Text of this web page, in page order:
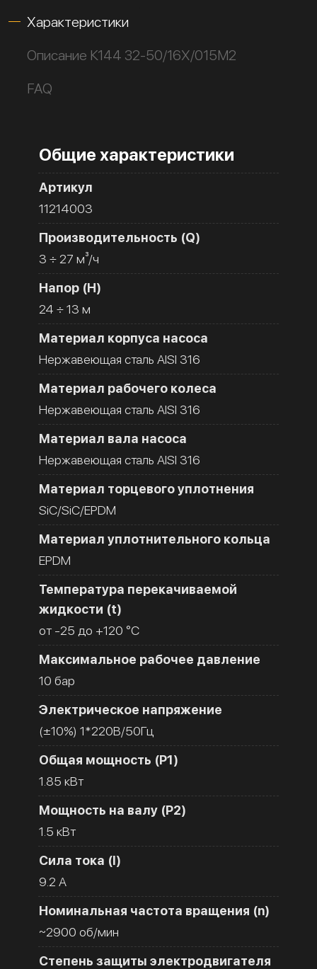
Характеристики
Описание К144 32-50/16Х/015М2
FAQ
Общие характеристики
Артикул
11214003
Производительность (Q)
3 ÷ 27 м³/ч
Напор (H)
24 ÷ 13 м
Материал корпуса насоса
Нержавеющая сталь AISI 316
Материал рабочего колеса
Нержавеющая сталь AISI 316
Материал вала насоса
Нержавеющая сталь AISI 316
Материал торцевого уплотнения
SiC/SiC/EPDM
Материал уплотнительного кольца
EPDM
Температура перекачиваемой
жидкости (t)
от -25 до +120 °C
Максимальное рабочее давление
10 бар
Электрическое напряжение
(±10%) 1*220В/50Гц
Общая мощность (Р1)
1.85 кВт
Мощность на валу (Р2)
1.5 кВт
Сила тока (I)
9.2 A
Номинальная частота вращения (n)
~2900 об/мин
Степень защиты электродвигателя